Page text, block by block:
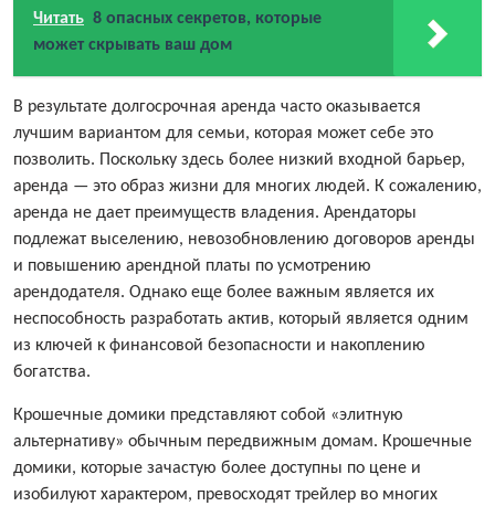
Читать 8 опасных секретов, которые
может скрывать ваш дом
В результате долгосрочная аренда часто оказывается
лучшим вариантом для семьи, которая может себе это
позволить. Поскольку здесь более низкий входной барьер,
аренда — это образ жизни для многих людей. К сожалению,
аренда не дает преимуществ владения. Арендаторы
подлежат выселению, невозобновлению договоров аренды
и повышению арендной платы по усмотрению
арендодателя. Однако еще более важным является их
неспособность разработать актив, который является одним
из ключей к финансовой безопасности и накоплению
богатства.
Крошечные домики представляют собой «элитную
альтернативу» обычным передвижным домам. Крошечные
домики, которые зачастую более доступны по цене и
изобилуют характером, превосходят трейлер во многих